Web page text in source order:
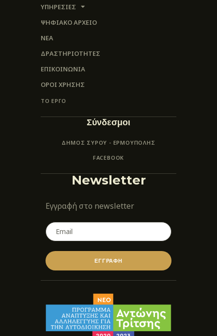
ΥΠΗΡΕΣΙΕΣ
ΨΗΦΙΑΚΌ ΑΡΧΕΊΟ
ΝΕΑ
ΔΡΑΣΤΗΡΙΟΤΗΤΕΣ
ΕΠΙΚΟΙΝΩΝΊΑ
ΌΡΟΙ ΧΡΉΣΗΣ
ΤΟ ΕΡΓΟ
Σύνδεσμοι
ΔΗΜΟΣ ΣΥΡΟΥ - ΕΡΜΟΎΠΟΛΗΣ
FACEBOOK
Newsletter
Εγγραφή στο newsletter
ΕΓΓΡΑΦΗ